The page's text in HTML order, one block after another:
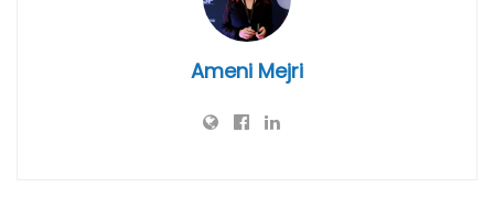
Ameni Mejri